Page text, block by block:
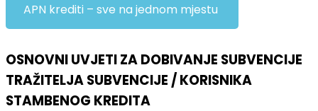
APN krediti – sve na jednom mjestu
OSNOVNI UVJETI ZA DOBIVANJE SUBVENCIJE
TRAŽITELJA SUBVENCIJE / KORISNIKA
STAMBENOG KREDITA